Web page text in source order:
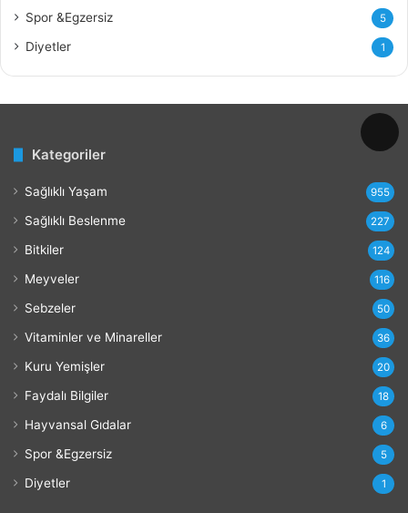
Spor &Egzersiz 5
Diyetler 1
Kategoriler
Sağlıklı Yaşam 955
Sağlıklı Beslenme 227
Bitkiler 124
Meyveler 116
Sebzeler 50
Vitaminler ve Minareller 36
Kuru Yemişler 20
Faydalı Bilgiler 18
Hayvansal Gıdalar 6
Spor &Egzersiz 5
Diyetler 1